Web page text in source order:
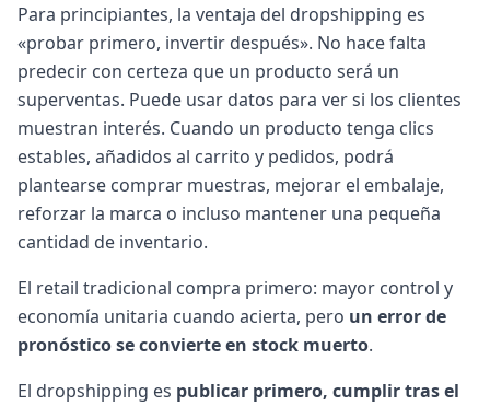
Para principiantes, la ventaja del dropshipping es
«probar primero, invertir después». No hace falta
predecir con certeza que un producto será un
superventas. Puede usar datos para ver si los clientes
muestran interés. Cuando un producto tenga clics
estables, añadidos al carrito y pedidos, podrá
plantearse comprar muestras, mejorar el embalaje,
reforzar la marca o incluso mantener una pequeña
cantidad de inventario.
El retail tradicional compra primero: mayor control y
economía unitaria cuando acierta, pero un error de
pronóstico se convierte en stock muerto.
El dropshipping es publicar primero, cumplir tras el